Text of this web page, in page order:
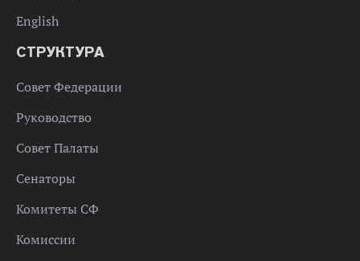
English
СТРУКТУРА
Совет Федерации
Руководство
Совет Палаты
Сенаторы
Комитеты СФ
Комиссии